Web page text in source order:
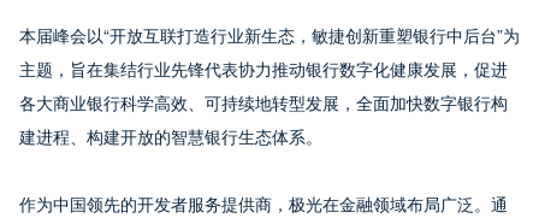
本届峰会以“开放互联打造行业新生态，敏捷创新重塑银行中后台”为
主题，旨在集结行业先锋代表协力推动银行数字化健康发展，促进
各大商业银行科学高效、可持续地转型发展，全面加快数字银行构
建进程、构建开放的智慧银行生态体系。
作为中国领先的开发者服务提供商，极光在金融领域布局广泛。通